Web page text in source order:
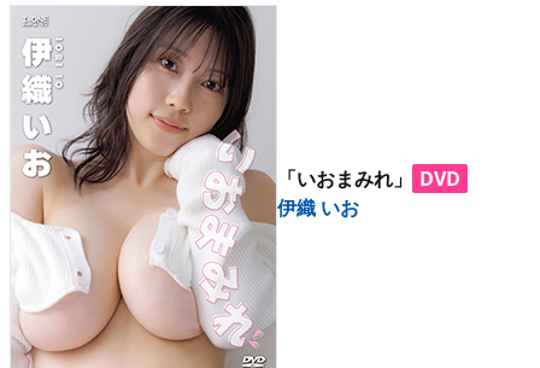
「いおまみれ」
DVD
伊織 いお